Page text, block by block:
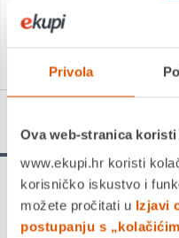
Privola
Ova web-stranica
www.ekupi.hr koristi
korisničko iskustvo i
možete pročitati u Izjavi
postupanju s
LEGO Star Warsje linija
u suradnji s Lucasfilmom
Star Wars. Linija igračaka